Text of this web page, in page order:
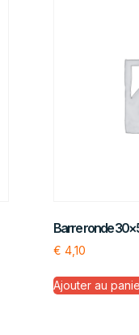
Barre ronde
€ 4,10
Ajouter au